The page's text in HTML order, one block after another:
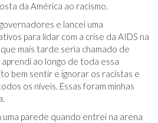
da América ao racismo.
e lancei uma
para lidar com a crise da AIDS na
mais tarde seria chamado de
aprendi ao longo de toda essa
bem sentir e ignorar os racistas e
os níveis. Essas foram minhas
parede quando entrei na arena